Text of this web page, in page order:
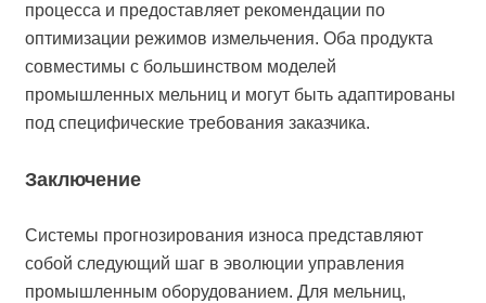
процесса и предоставляет рекомендации по
оптимизации режимов измельчения. Оба продукта
совместимы с большинством моделей
промышленных мельниц и могут быть адаптированы
под специфические требования заказчика.
Заключение
Системы прогнозирования износа представляют
собой следующий шаг в эволюции управления
промышленным оборудованием. Для мельниц,